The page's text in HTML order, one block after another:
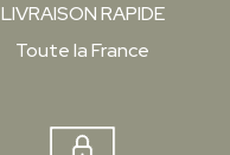
LIVRAISON RAPIDE
Toute la France